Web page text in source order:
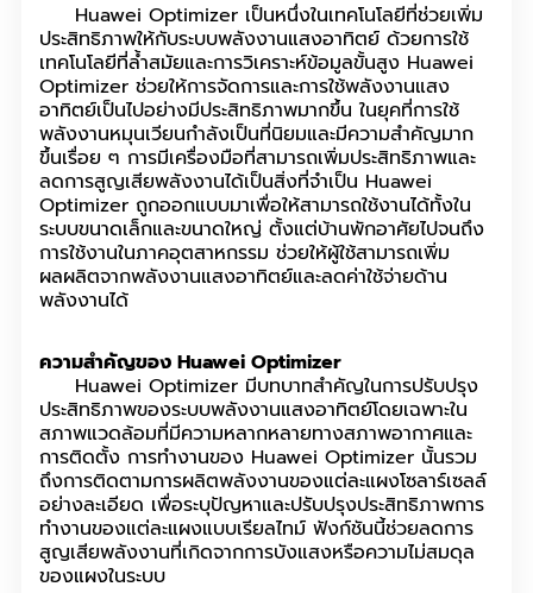
Huawei Optimizer เป็นหนึ่งในเทคโนโลยีที่ช่วยเพิ่ม
ประสิทธิภาพให้กับระบบพลังงานแสงอาทิตย์ ด้วยการใช้
เทคโนโลยีที่ล้ำสมัยและการวิเคราะห์ข้อมูลขั้นสูง Huawei
Optimizer ช่วยให้การจัดการและการใช้พลังงานแสง
อาทิตย์เป็นไปอย่างมีประสิทธิภาพมากขึ้น ในยุคที่การใช้
พลังงานหมุนเวียนกำลังเป็นที่นิยมและมีความสำคัญมาก
ขึ้นเรื่อย ๆ การมีเครื่องมือที่สามารถเพิ่มประสิทธิภาพและ
ลดการสูญเสียพลังงานได้เป็นสิ่งที่จำเป็น Huawei
Optimizer ถูกออกแบบมาเพื่อให้สามารถใช้งานได้ทั้งใน
ระบบขนาดเล็กและขนาดใหญ่ ตั้งแต่บ้านพักอาศัยไปจนถึง
การใช้งานในภาคอุตสาหกรรม ช่วยให้ผู้ใช้สามารถเพิ่ม
ผลผลิตจากพลังงานแสงอาทิตย์และลดค่าใช้จ่ายด้าน
พลังงานได้
ความสำคัญของ Huawei Optimizer
Huawei Optimizer มีบทบาทสำคัญในการปรับปรุง
ประสิทธิภาพของระบบพลังงานแสงอาทิตย์โดยเฉพาะใน
สภาพแวดล้อมที่มีความหลากหลายทางสภาพอากาศและ
การติดตั้ง การทำงานของ Huawei Optimizer นั้นรวม
ถึงการติดตามการผลิตพลังงานของแต่ละแผงโซลาร์เซลล์
อย่างละเอียด เพื่อระบุปัญหาและปรับปรุงประสิทธิภาพการ
ทำงานของแต่ละแผงแบบเรียลไทม์ ฟังก์ชันนี้ช่วยลดการ
สูญเสียพลังงานที่เกิดจากการบังแสงหรือความไม่สมดุล
ของแผงในระบบ